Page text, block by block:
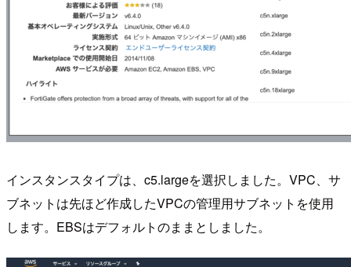
インスタンスタイプは、c5.largeを選択しました。VPC、サ
ブネットは先ほど作成したVPCの管理用サブネットを使用
します。EBSはデフォルトのままとしました。